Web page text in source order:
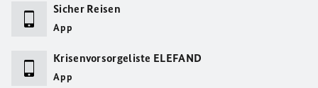
Sicher Reisen
App
Krisenvorsorgeliste ELEFAND
App